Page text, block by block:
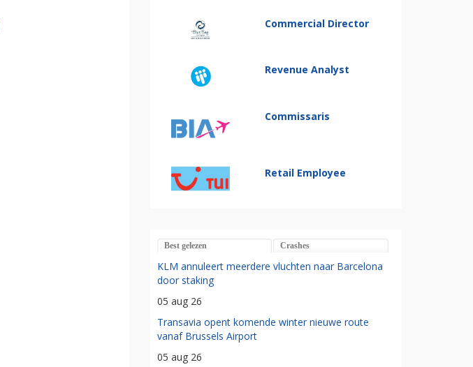
Commercial Director
Revenue Analyst
Commissaris
Retail Employee
Best gelezen Crashes
KLM annuleert meerdere vluchten naar Barcelona
door staking
05 aug 26
Transavia opent komende winter nieuwe route
vanaf Brussels Airport
05 aug 26